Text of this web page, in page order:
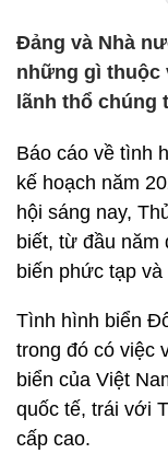
Đảng và Nhà
những gì thuộc
lãnh thổ
Báo cáo về tình
kế hoạch năm
hội sáng nay,
biết, từ đầu năm
biến phức tạp
Tình hình biển
trong đó có việc
biển của Việt
quốc tế, trái với
cấp cao.